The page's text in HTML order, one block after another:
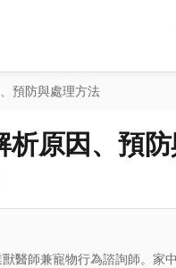
預防與處理方法
原因、預
醫師兼寵物行為諮詢師。